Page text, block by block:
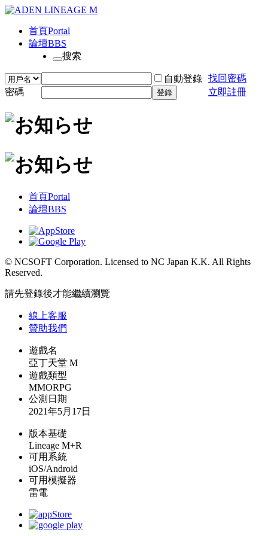
首頁Portal
論壇BBS
搜索
自動登錄 找回密碼
密碼
登錄 立即註冊
首頁Portal
論壇BBS
© NCSOFT Corporation. Licensed to NC Japan K.K. All Rights
Reserved.
請先登錄後才能繼續瀏覽
線上客服
贊助我們
遊戲名
亞丁天堂 M
遊戲類型
MMORPG
公測日期
2021年5月17日
版本基礎
Lineage M+R
可用系統
iOS/Android
可用模擬器
雷電